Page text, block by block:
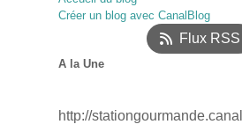
Janvier(18)
Créer un blog avec CanalBlog
Flux RSS
A la Une
http://